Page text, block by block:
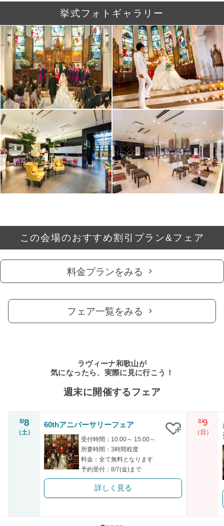
挙式フォトギャラリー
この会場のおすすめ割引プラン&フェア
料金プランをみる
フェア一覧をみる
ラヴィーナ和歌山が
気になったら、実際に見に行こう！
週末に開催するフェア
8/8
（土）
60thアニバーサリーフェア
受付時間：10:00～ 15:00～
所要時間：3時間程度
料金：全て無料となります
予約受付：8/7(金)まで
詳しく見る
8/9
（日）